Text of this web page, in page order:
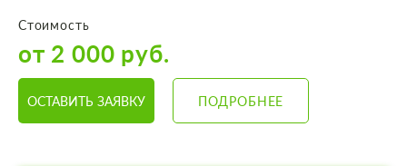
Стоимость
от 2 000 руб.
ОСТАВИТЬ ЗАЯВКУ ПОДРОБНЕЕ